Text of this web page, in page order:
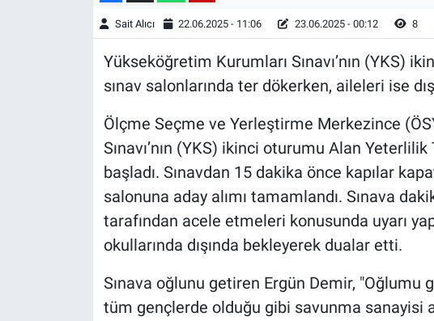
Sait Alıcı 22.06.2025 - 11:06 23.06.2025 - 00:12 8
Yükseköğretim Kurumları Sınavı’nın (YKS)
sınav salonlarında ter dökerken, aileleri ise
Ölçme Seçme ve Yerleştirme Merkezince
Sınavı’nın (YKS) ikinci oturumu Alan
başladı. Sınavdan 15 dakika önce kapılar
salonuna aday alımı tamamlandı. Sınava
tarafından acele etmeleri konusunda uyarı
okullarında dışında bekleyerek dualar etti.
Sınava oğlunu getiren Ergün Demir, "Oğlumu
tüm gençlerde olduğu gibi savunma sanayisi